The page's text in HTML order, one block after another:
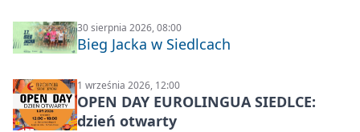
30 sierpnia 2026, 08:00
Bieg Jacka w Siedlcach
1 września 2026, 12:00
OPEN DAY EUROLINGUA SIEDLCE:
dzień otwarty